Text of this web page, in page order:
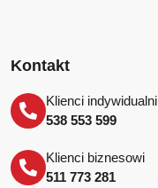
Kontakt
Klienci indywidualni
538 553 599
Klienci biznesowi
511 773 281